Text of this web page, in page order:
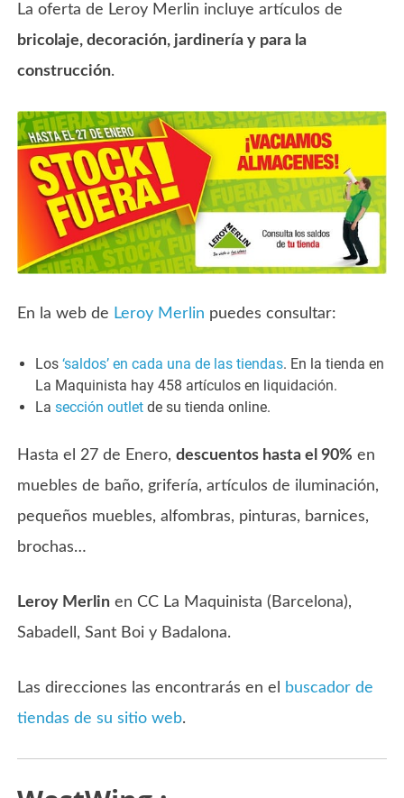
La oferta de Leroy Merlin incluye artículos de
bricolaje, decoración, jardinería y para la
construcción.
En la web de Leroy Merlin puedes consultar:
Los‘saldos’ en cada una de las tiendas. En la tienda en
La Maquinista hay 458 artículos en liquidación.
Lasección outlet de su tienda online.
Hasta el 27 de Enero,descuentos hasta el 90% en
muebles de baño, grifería, artículos de iluminación,
pequeños muebles, alfombras, pinturas, barnices,
brochas…
Leroy Merlin en CC La Maquinista (Barcelona),
Sabadell, Sant Boi y Badalona.
Las direcciones las encontrarás en el
buscador de
tiendas de su sitio web.